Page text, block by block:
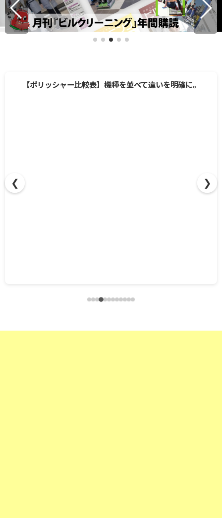
【ポリッシャー比較表】機種を並べて違いを明確に。
❮ ❯